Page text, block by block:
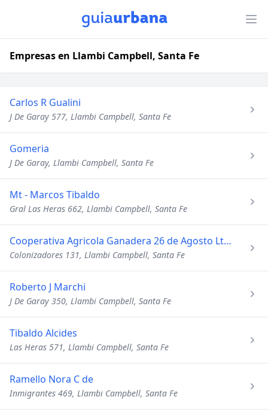
Empresas en Llambi Campbell, Santa Fe
Carlos R Gualini
J De Garay 577, Llambi Campbell, Santa Fe
Gomeria
J De Garay, Llambi Campbell, Santa Fe
Mt - Marcos Tibaldo
Gral Las Heras 662, Llambi Campbell, Santa Fe
Cooperativa Agricola Ganadera 26 de Agosto Ltda
Colonizadores 131, Llambi Campbell, Santa Fe
Roberto J Marchi
J De Garay 350, Llambi Campbell, Santa Fe
Tibaldo Alcides
Las Heras 571, Llambi Campbell, Santa Fe
Ramello Nora C de
Inmigrantes 469, Llambi Campbell, Santa Fe